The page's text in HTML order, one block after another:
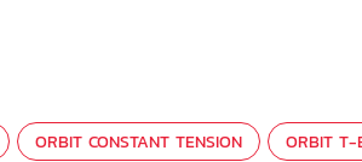
ORBIT CONSTANT TENSION ORBIT T-